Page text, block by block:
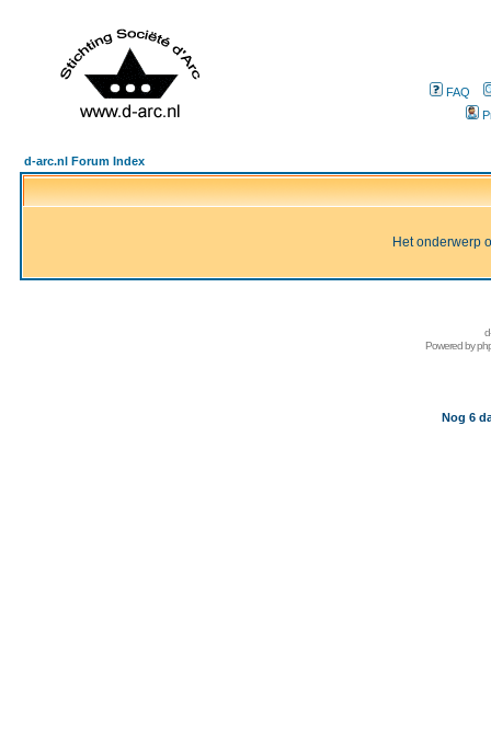
FAQ
d-arc.nl Forum Index
Het onderwerp
Powered by
Nog 6